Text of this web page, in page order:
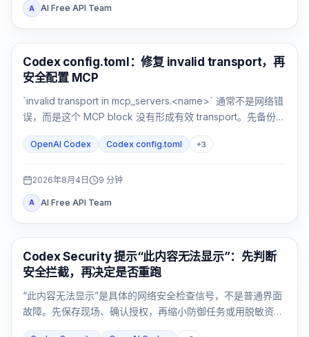
A AI Free API Team
AI 开发工具
Codex config.toml：修复 invalid transport，再
安全配置 MCP
`invalid transport in mcp_servers.<name>` 通常不是网络错
误，而是这个 MCP block 没有形成有效 transport。先备份，
OpenAI Codex Codex config.toml +3
2026年8月4日 9 分钟
A AI Free API Team
OpenAI Codex
Codex Security 提示“此内容无法显示”：先判断
安全拦截，再决定是否重跑
“此内容无法显示”是具体的网络安全检查信号，不是普通界面
故障。先保存现场、确认授权，再缩小防御任务或用脱敏资料